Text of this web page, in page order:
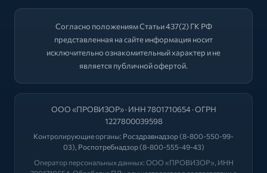
Согласно положениям Статьи 437(2) ГК РФ
представленная на сайте информация носит
исключительно ознакомительный характер и не
является публичной офертой.
ООО «ПРОВИЗОР» · ИНН 7801710654 · ОГРН
1227800039598
Контролирующие органы: Росздравнадзор(8-800-550-99-
03), Роспотребнадзор(8-800-555-49-43)
Оператор персональных данных: ООО «ПРОВИЗОР», ИНН